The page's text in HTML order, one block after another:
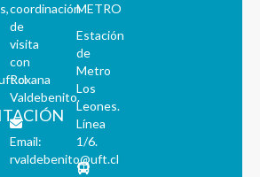
coordinación
de
visita
con
Roxana
Valdebenito.
Email:
rvaldebenito@uft.cl
METRO
Estación
de
Metro
Los
Leones.
Línea
1/6.